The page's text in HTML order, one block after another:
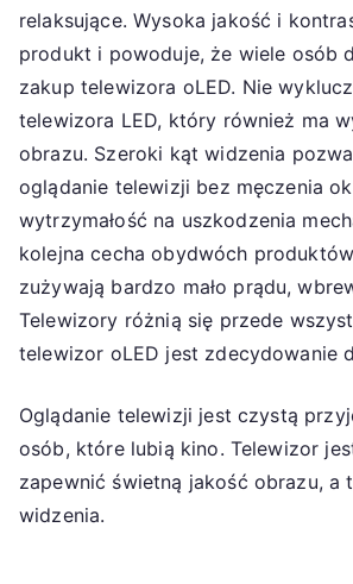
relaksujące. Wysoka jakość i
produkt i powoduje, że wiele osób
zakup telewizora oLED. Nie
telewizora LED, który również ma
obrazu. Szeroki kąt widzenia
oglądanie telewizji bez męczenia
wytrzymałość na uszkodzenia
kolejna cecha obydwóch
zużywają bardzo mało prądu,
Telewizory różnią się przede
telewizor oLED jest zdecydowanie
Oglądanie telewizji jest czystą
osób, które lubią kino. Telewizor
zapewnić świetną jakość obrazu, a
widzenia.